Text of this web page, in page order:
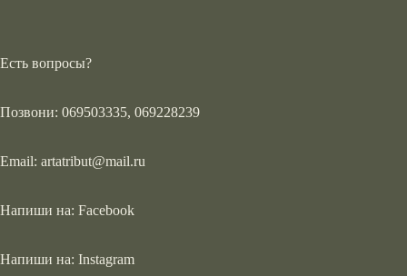
Есть вопросы?
Позвони: 069503335, 069228239
Email: artatribut@mail.ru
Напиши на: Facebook
Напиши на: Instagram